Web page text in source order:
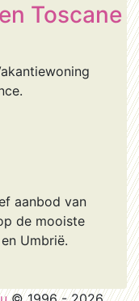
Toscane
aanbod van
de mooiste
Umbrië.